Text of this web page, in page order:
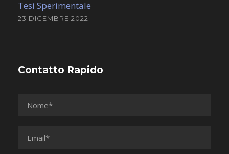
Tesi Sperimentale
23 DICEMBRE 2022
Contatto Rapido